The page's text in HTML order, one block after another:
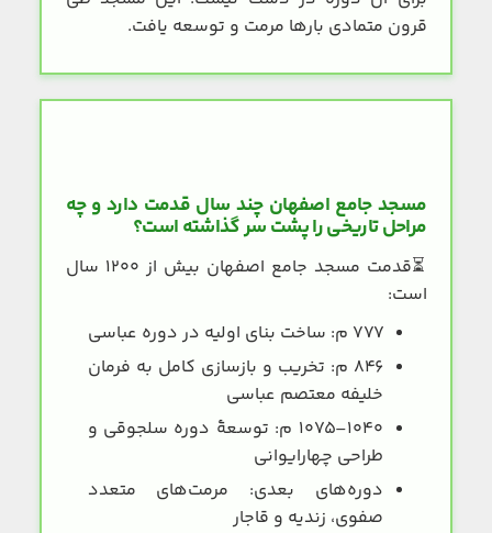
قرون متمادی بارها مرمت و توسعه یافت.
مسجد جامع اصفهان چند سال قدمت دارد و چه
مراحل تاریخی را پشت سر گذاشته است؟
⏳
قدمت مسجد جامع اصفهان بیش از ۱۲۰۰ سال
است:
۷۷۷ م: ساخت بنای اولیه در دوره عباسی
۸۴۶ م: تخریب و بازسازی کامل به فرمان
خلیفه معتصم عباسی
۱۰۴۰–۱۰۷۵ م: توسعهٔ دوره سلجوقی و
طراحی چهارایوانی
دوره‌های بعدی: مرمت‌های متعدد
صفوی، زندیه و قاجار